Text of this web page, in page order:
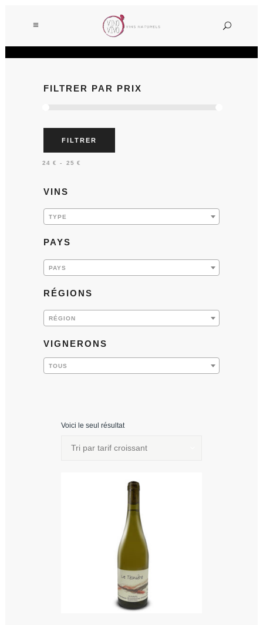
FILTRER PAR PRIX
FILTRER
24 €— 25 €
VINS
TYPE
PAYS
PAYS
RÉGIONS
RÉGION
VIGNERONS
TOUS
Voici le seul résultat
Tri par tarif croissant